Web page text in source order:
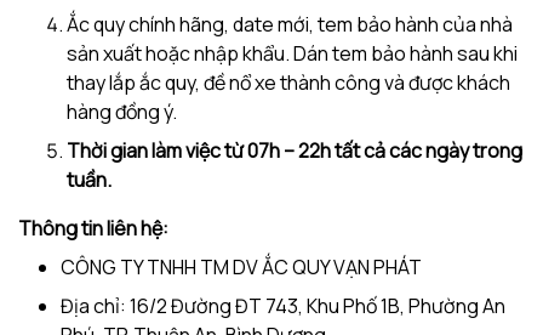
Ắc quy chính hãng, date mới, tem bảo hành của nhà
sản xuất hoặc nhập khẩu. Dán tem bảo hành sau khi
thay lắp ắc quy, đề nổ xe thành công và được khách
hàng đồng ý.
Thời gian làm việc từ 07h – 22h tất cả các ngày trong
tuần.
Thông tin liên hệ:
CÔNG TY TNHH TM DV ẮC QUY VẠN PHÁT
Địa chỉ: 16/2 Đường ĐT 743, Khu Phố 1B, Phường An